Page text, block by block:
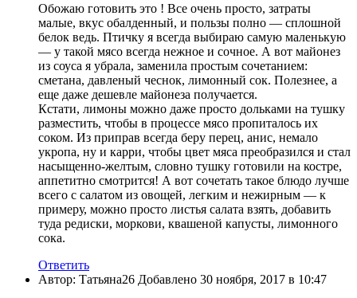
Обожаю готовить это ! Все очень просто, затраты
малые, вкус обалденный, и пользы полно — сплошной
белок ведь. Птичку я всегда выбираю самую маленькую
— у такой мясо всегда нежное и сочное. А вот майонез
из соуса я убрала, заменила простым сочетанием:
сметана, давленый чеснок, лимонный сок. Полезнее, а
еще даже дешевле майонеза получается.
Кстати, лимоны можно даже просто дольками на тушку
разместить, чтобы в процессе мясо пропиталось их
соком. Из приправ всегда беру перец, анис, немало
укропа, ну и карри, чтобы цвет мяса преобразился и стал
насыщенно-желтым, словно тушку готовили на костре,
аппетитно смотрится! А вот сочетать такое блюдо лучше
всего с салатом из овощей, легким и нежирным — к
примеру, можно просто листья салата взять, добавить
туда редиски, моркови, квашеной капусты, лимонного
сока.
Ответить
Автор: Татьяна26 Добавлено 30 ноября, 2017 в 10:47